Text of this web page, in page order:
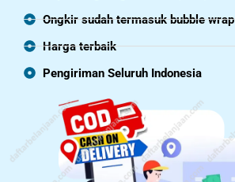
Ongkir sudah termasuk bubble wrap
Harga terbaik
Pengiriman Seluruh Indonesia